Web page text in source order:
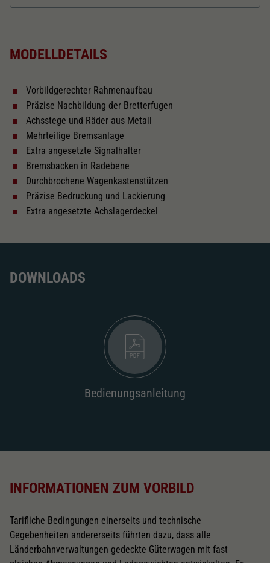
Kurzkupplungskinematik
2187
Tauschsatz für Wechselstrom
Schliessen
MODELLDETAILS
Vorbildgerechter Rahmenaufbau
Präzise Nachbildung der Bretterfugen
Achsstege und Räder aus Metall
Mehrteilige Bremsanlage
Extra angesetzte Signalhalter
Bremsbacken in Radebene
Durchbrochene Wagenkastenstützen
Präzise Bedruckung und Lackierung
Extra angesetzte Achslagerdeckel
DOWNLOADS
Bedienungsanleitung
INFORMATIONEN ZUM VORBILD
Tarifliche Bedingungen einerseits und technische
Gegebenheiten andererseits führten dazu, dass alle
Länderbahnverwaltungen gedeckte Güterwagen mit fast
Webseiten-Betreiber dies eingestellt hat.